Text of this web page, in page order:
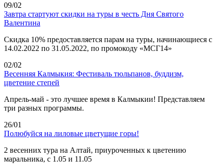
09/02
Завтра стартуют скидки на туры в честь Дня Святого
Валентина
Скидка 10% предоставляется парам на туры, начинающиеся с
14.02.2022 по 31.05.2022, по промокоду «МСГ14»
02/02
Весенняя Калмыкия: Фестиваль тюльпанов, буддизм,
цветение степей
Апрель-май - это лучшее время в Калмыкии! Представляем
три разных программы.
26/01
Полюбуйся на лиловые цветущие горы!
2 весенних тура на Алтай, приуроченных к цветению
маральника, с 1.05 и 11.05